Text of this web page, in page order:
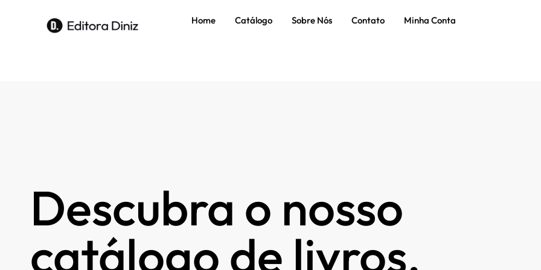
Home Catálogo Sobre Nós Contato Minha Conta
Descubra o nosso
catálogo de livros.